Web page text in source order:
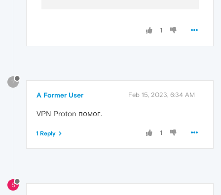
1
?
A Former User Feb 15, 2023, 6:34 AM
VPN Proton помог.
1
1 Reply
S